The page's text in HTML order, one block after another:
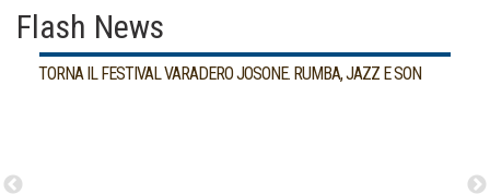
Flash News
TORNA IL FESTIVAL VARADERO JOSONE. RUMBA, JAZZ E SON